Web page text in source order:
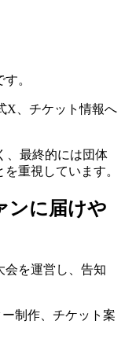
。
X、チケット情報へ
、最終的には団体
重視しています。
ンに届けや
会を運営し、告知
制作、チケット案